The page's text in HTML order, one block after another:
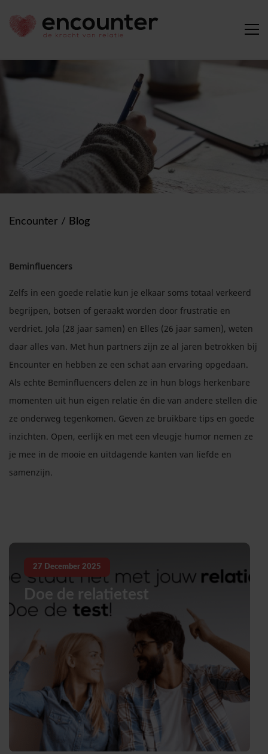
Encounter / Blog
Beminfluencers
Zelfs in een goede relatie kun je elkaar soms totaal verkeerd
begrijpen, botsen of geraakt worden door frustratie en
verdriet. Jola (28 jaar samen) en Elles (26 jaar samen), weten
daar alles van. Met hun partners zijn ze al jaren betrokken bij
Encounter en hebben ze een schat aan ervaring opgedaan.
Als echte Beminfluencers delen ze in hun blogs herkenbare
momenten uit hun eigen relatie én die van andere stellen die
ze onderweg tegenkomen. Geven ze bruikbare tips en goede
inzichten. Open, eerlijk en met een vleugje humor nemen ze
je mee in de mooie en uitdagende kanten van liefde en
samenzijn.
27 December 2025
Doe de relatietest